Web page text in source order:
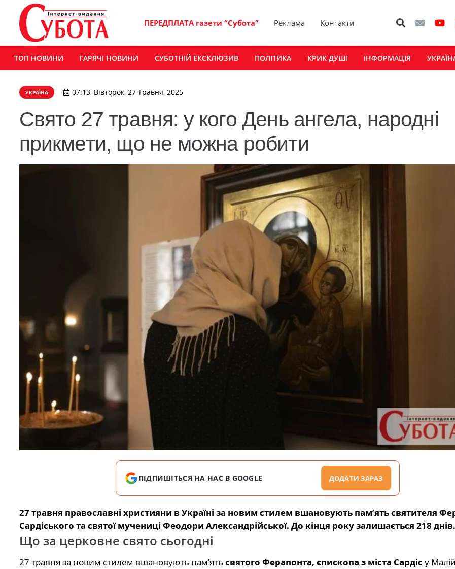
ПЕРЕДПЛАТА газети “Субота” Реклама Контакти
ТОП НОВИНИ ГАРЯЧІ НОВИНИ СУБОТНІЙ ЕКСКЛЮЗИВ ПОЛІТИКА КРИК ДУШІ ІНФОРМАЦІЯ
УКРАЇНА 07:13, Вівторок, 27 Травня, 2025
Свято 27 травня: у кого День ангела, народні
прикмети, що не можна робити
ПІДПИШІТЬСЯ НА НАС В GOOGLE ДОДАТИ ЗАРАЗ
27 травня православні християни в Україні за новим стилем вшановують пам’ять святителя
Сардіського та святої мучениці Феодори Александрійської. До кінця року залишається 218 днів.
Що за церковне свято сьогодні
27 травня за новим стилем вшановують пам’ять святого Ферапонта, єпископа з міста Сардіс у